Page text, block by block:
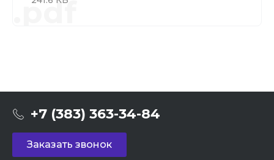
.pdf
+7 (383) 363-34-84
Заказать звонок